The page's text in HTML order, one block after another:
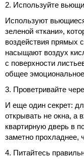
2. Используйте
Используют
зеленой «ткани»,
воздействия прямых
насыщают воздух
с поверхности
общее
3. Проветривайте
И еще один секрет:
открывать не окна, а
квартирную дверь в
заметно прохладнее,
4. Питайтесь